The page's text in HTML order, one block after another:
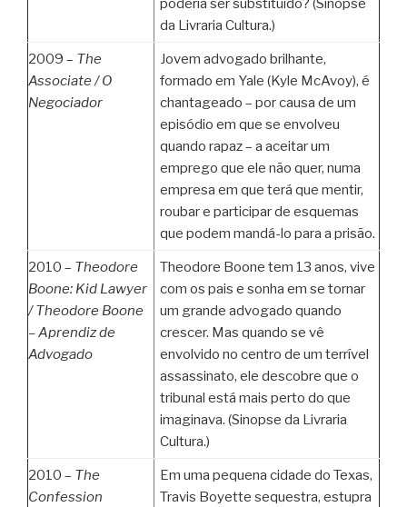
poderia ser substituído? (Sinopse
da Livraria Cultura.)
2009 – The
Associate /O
Negociador
Jovem advogado brilhante,
formado em Yale (Kyle McAvoy), é
chantageado – por causa de um
episódio em que se envolveu
quando rapaz – a aceitar um
emprego que ele não quer, numa
empresa em que terá que mentir,
roubar e participar de esquemas
que podem mandá-lo para a prisão.
2010 – Theodore
Boone: Kid Lawyer
/Theodore Boone
– Aprendiz de
Advogado
Theodore Boone tem 13 anos, vive
com os pais e sonha em se tornar
um grande advogado quando
crescer. Mas quando se vê
envolvido no centro de um terrível
assassinato, ele descobre que o
tribunal está mais perto do que
imaginava. (Sinopse da Livraria
Cultura.)
2010 – The
Confession
Em uma pequena cidade do Texas,
Travis Boyette sequestra, estupra